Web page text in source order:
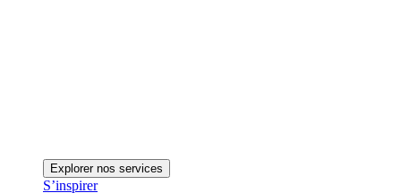
Explorer nos services
S’inspirer